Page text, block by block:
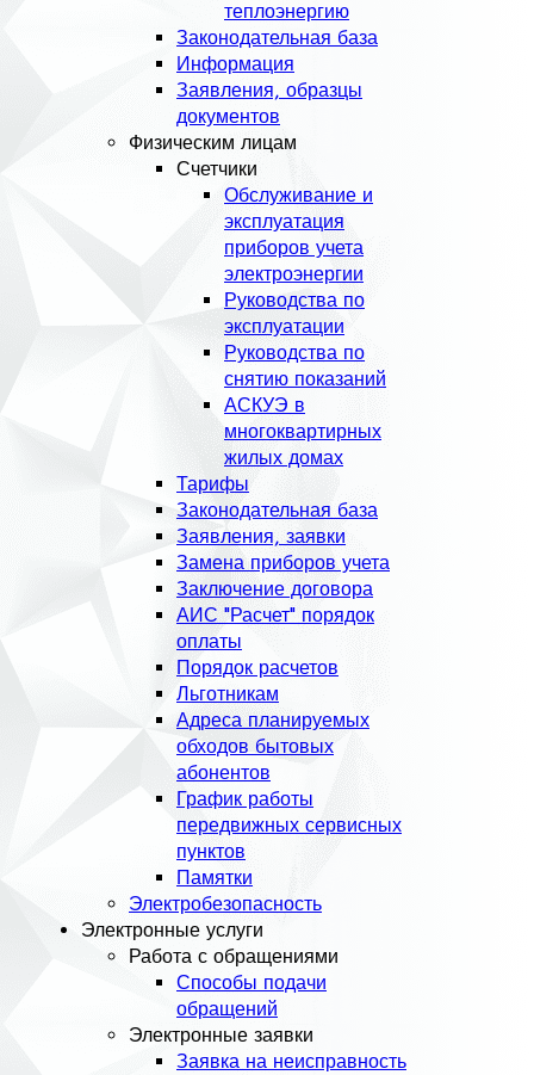
теплоэнергию
Законодательная база
Информация
Заявления, образцы
документов
Физическим лицам
Счетчики
Обслуживание и
эксплуатация
приборов учета
электроэнергии
Руководства по
эксплуатации
Руководства по
снятию показаний
АСКУЭ в
многоквартирных
жилых домах
Тарифы
Законодательная база
Заявления, заявки
Замена приборов учета
Заключение договора
АИС "Расчет" порядок
оплаты
Порядок расчетов
Льготникам
Адреса планируемых
обходов бытовых
абонентов
График работы
передвижных сервисных
пунктов
Памятки
Электробезопасность
Электронные услуги
Работа с обращениями
Способы подачи
обращений
Электронные заявки
Заявка на неисправность